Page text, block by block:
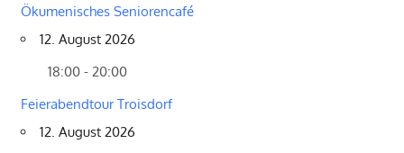
Ökumenisches Seniorencafé
12. August 2026
18:00 - 20:00
Feierabendtour Troisdorf
12. August 2026